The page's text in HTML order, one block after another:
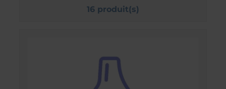
16 produit(s)